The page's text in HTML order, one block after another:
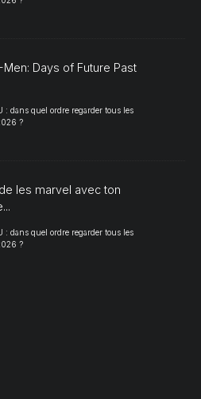
Days of Future Past
: dans quel ordre regarder tous les
?
les marvel avec ton
: dans quel ordre regarder tous les
?